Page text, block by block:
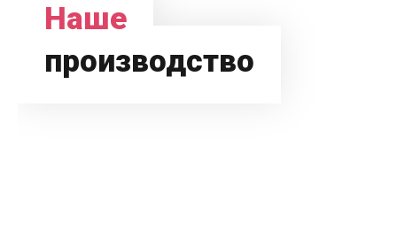
Наше
производство